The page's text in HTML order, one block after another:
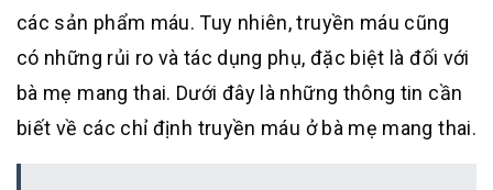
các sản phẩm máu. Tuy nhiên, truyền máu cũng
có những rủi ro và tác dụng phụ, đặc biệt là đối với
bà mẹ mang thai. Dưới đây là những thông tin cần
biết về các chỉ định truyền máu ở bà mẹ mang thai.